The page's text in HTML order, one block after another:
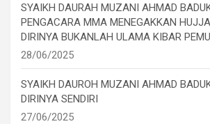
SYAIKH DAURAH MUZANI AHMAD
PENGACARA MMA MENEGAKKAN
DIRINYA BUKANLAH ULAMA KIBAR
28/06/2025
SYAIKH DAUROH MUZANI AHMAD
DIRINYA SENDIRI
27/06/2025